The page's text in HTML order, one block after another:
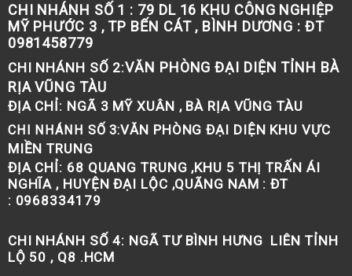
CHI NHÁNH SỐ 1 : 79 DL 16 KHU CÔNG NGHIỆP
MỸ PHƯỚC 3 , TP BẾN CÁT , BÌNH DƯƠNG : ĐT
0981458779
CHI NHÁNH SỐ 2:VĂN PHÒNG ĐẠI DIỆN TỈNH BÀ
RỊA VŨNG TÀU
ĐỊA CHỈ: NGÃ 3 MỸ XUÂN , BÀ RỊA VŨNG TÀU
CHI NHÁNH SỐ 3:VĂN PHÒNG ĐẠI DIỆN KHU VỰC
MIỀN TRUNG
ĐỊA CHỈ: 68 QUANG TRUNG ,KHU 5 THỊ TRẤN ÁI
NGHĨA , HUYỆN ĐẠI LỘC ,QUÃNG NAM : ĐT
: 0968334179
CHI NHÁNH SỐ 4: NGÃ TƯ BÌNH HƯNG LIÊN TỈNH
LỘ 50 , Q8 .HCM